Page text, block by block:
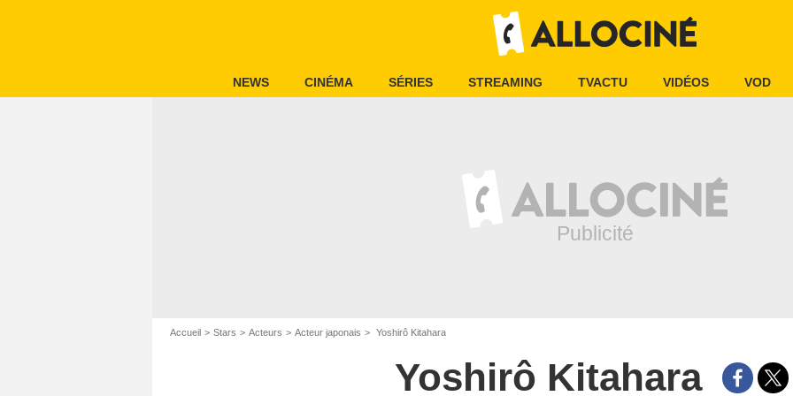
NEWS CINÉMA SÉRIES STREAMING TVACTU VIDÉOS VOD
Accueil Stars Acteurs Acteur japonais Yoshirô Kitahara
Yoshirô Kitahara